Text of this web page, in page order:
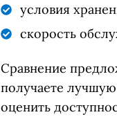
условия
скорость
Сравнение
получаете
оценить